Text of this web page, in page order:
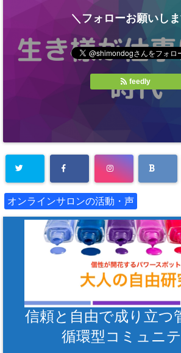
＼フォローお願いし
feedly
オンラインサロンの活動・声
信頼と自由で成り立つ
循環型コミュニ